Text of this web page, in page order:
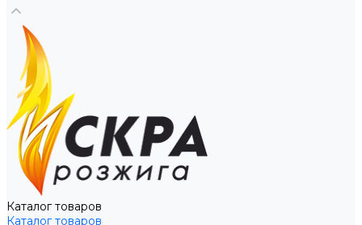
Каталог товаров
Каталог товаров